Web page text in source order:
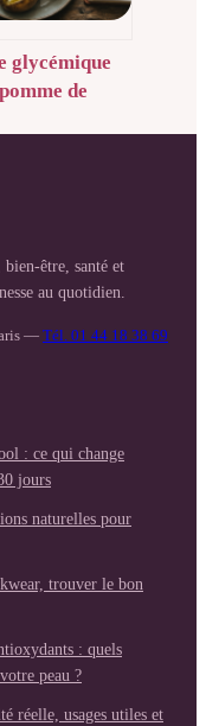
glycémique
de
être, santé et
au quotidien.
— Tél. 01 44 18 38 69
: ce qui change
jours
naturelles pour
trouver le bon
: quels
peau ?
réelle, usages utiles et